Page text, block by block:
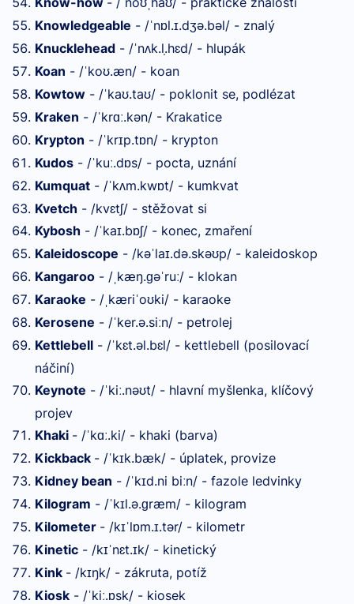
ʊˌ ʊ
Knowledgeable - /ˈnɒl.ɪ.dʒə.bəl/ - znalý
Knucklehead - /ˈnʌk.l.hɛd/ - hlupák
Koan - /ˈkoʊ.æn/ - koan
Kowtow - /ˈkaʊ.taʊ/ - poklonit se, podlézat
Kraken - /ˈkrɑː.kən/ - Krakatice
Krypton - /ˈkrɪp.tɒn/ - krypton
Kudos - /ˈkuː.dɒs/ - pocta, uznání
Kumquat - /ˈkʌm.kwɒt/ - kumkvat
Kvetch - /kvɛtʃ/ - stěžovat si
Kybosh - /ˈkaɪ.bɒʃ/ - konec, zmaření
Kaleidoscope - /kəˈlaɪ.də.skəʊp/ - kaleidoskop
Kangaroo - / kæŋ.ɡəˈruː/ - klokan
Karaoke - / kæriˈoʊki/ - karaoke
Kerosene - /ˈker.ə.siːn/ - petrolej
Kettlebell - /ˈkɛt.əl.bɛl/ - kettlebell (posilovací
náčiní)
Keynote - /ˈkiː.nəʊt/ - hlavní myšlenka, klíčový
projev
Khaki - /ˈkɑː.ki/ - khaki (barva)
Kickback - /ˈkɪk.bæk/ - úplatek, provize
Kidney bean - /ˈkɪd.ni biːn/ - fazole ledvinky
Kilogram - /ˈkɪl.ə.ɡræm/ - kilogram
Kilometer - /kɪˈlɒm.ɪ.tər/ - kilometr
Kinetic - /kɪˈnɛt.ɪk/ - kinetický
Kink - /kɪŋk/ - zákruta, potíž
Kiosk - /ˈkiː.ɒsk/ - kiosek